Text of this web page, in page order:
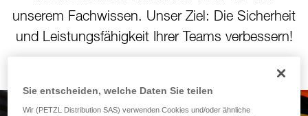
unserem Fachwissen. Unser Ziel: Die Sicherheit
und Leistungsfähigkeit Ihrer Teams verbessern!
Sie entscheiden, welche Daten Sie teilen
Wir (PETZL Distribution SAS) verwenden Cookies und/oder ähnliche